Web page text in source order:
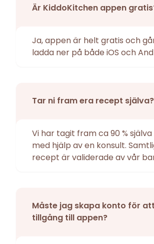
Är KiddoKitchen appen
Ja, appen är helt gratis och
ladda ner på både iOS och
Tar ni fram era recept själva?
Vi har tagit fram ca 90 % själva
med hjälp av en konsult.
recept är validerade av vår
Måste jag skapa konto för
tillgång till appen?